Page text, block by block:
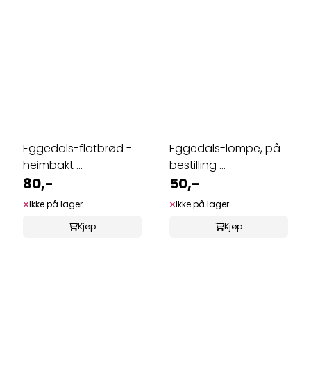
Eggedals-flatbrød -
heimbakt ...
80,-
Ikke på lager
Kjøp
Eggedals-lompe, på
bestilling ...
50,-
Ikke på lager
Kjøp